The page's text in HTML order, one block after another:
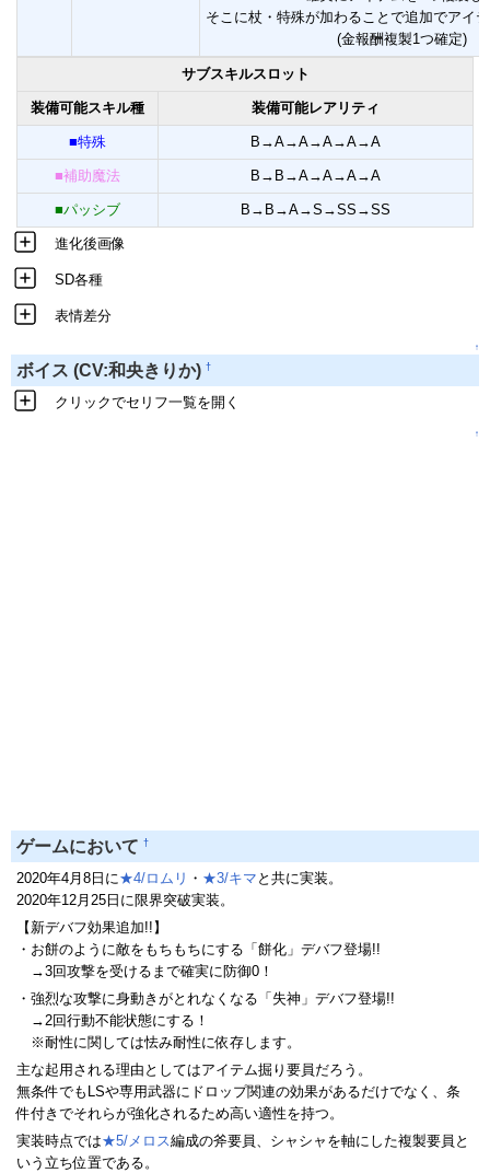
そこに杖・特殊が加わることで追加でアイ
(金報酬複製1つ確定)
サブスキルスロット
装備可能スキル種 装備可能レアリティ
■特殊 B→A→A→A→A→A
■補助魔法 B→B→A→A→A→A
■パッシブ B→B→A→S→SS→SS
進化後画像
SD各種
表情差分
↑
ボイス (CV:和央きりか) †
クリックでセリフ一覧を開く
↑
ゲームにおいて †
2020年4月8日に★4/ロムリ ・ ★3/キマ と共に実装。
2020年12月25日に限界突破実装。
【新デバフ効果追加!!】
・お餅のように敵をもちもちにする「餅化」デバフ登場!!
→3回攻撃を受けるまで確実に防御0！
・強烈な攻撃に身動きがとれなくなる「失神」デバフ登場!!
→2回行動不能状態にする！
※耐性に関しては怯み耐性に依存します。
主な起用される理由としてはアイテム掘り要員だろう。
無条件でもLSや専用武器にドロップ関連の効果があるだけでなく、条
件付きでそれらが強化されるため高い適性を持つ。
実装時点では★5/メロス編成の斧要員、シャシャを軸にした複製要員と
いう立ち位置である。